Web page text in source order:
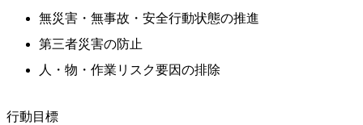
無災害・無事故・安全行動状態の推進
第三者災害の防止
人・物・作業リスク要因の排除
行動目標